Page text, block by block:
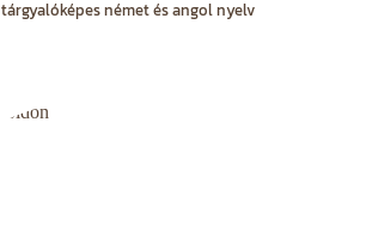
tárgyalóképes német és angol nyelv